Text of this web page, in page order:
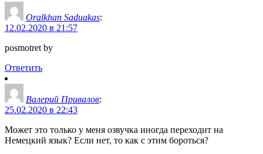
Oralkhan Saduakas:
12.02.2020 в 21:57
posmotret by
Ответить
Валерий Привалов:
25.02.2020 в 22:43
Может это только у меня озвучка иногда переходит на
Немецкий язык? Если нет, то как с этим бороться?